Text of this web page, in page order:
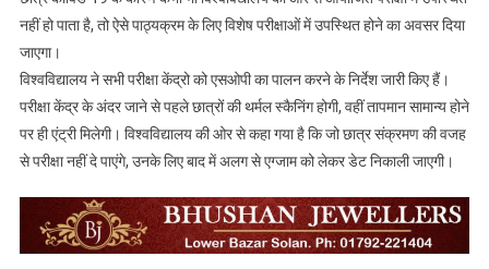
नहीं हो पाता है, तो ऐसे पाठ्यक्रम के लिए विशेष परीक्षाओं में उपस्थित होने का अवसर दिया
जाएगा।
विश्वविद्यालय ने सभी परीक्षा केंद्रो को एसओपी का पालन करने के निर्देश जारी किए हैं।
परीक्षा केंद्र के अंदर जाने से पहले छात्रों की थर्मल स्कैनिंग होगी, वहीं तापमान सामान्य होने
पर ही एंट्री मिलेगी। विश्वविद्यालय की ओर से कहा गया है कि जो छात्र संक्रमण की वजह
से परीक्षा नहीं दे पाएंगे, उनके लिए बाद में अलग से एग्जाम को लेकर डेट निकाली जाएगी।